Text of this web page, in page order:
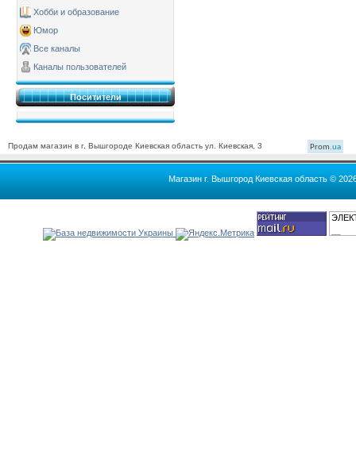
Хобби и образование
Юмор
Все каналы
Каналы пользователей
Поситители
Продам магазин в г. Вышгороде Киевская область ул. Киевская, 3 Prom.ua
Магазин г. Вышгород Киевская область ©